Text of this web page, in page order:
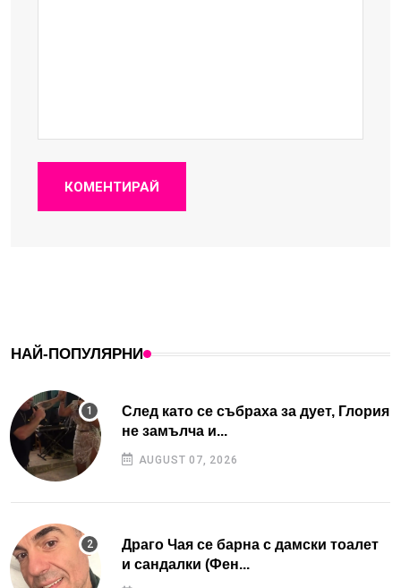
КОМЕНТИРАЙ
НАЙ-ПОПУЛЯРНИ
След като се събраха за дует, Глория
не замълча и...
AUGUST 07, 2026
Драго Чая се барна с дамски тоалет
и сандалки (Фен...